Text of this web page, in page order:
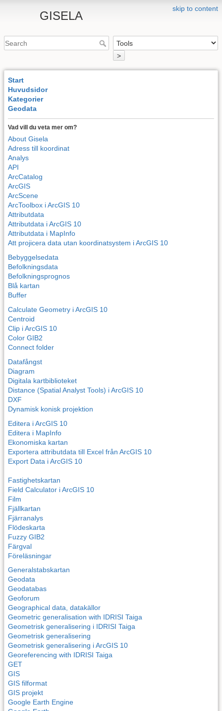
skip to content
GISELA
>
Start
Huvudsidor
Kategorier
Geodata
Vad vill du veta mer om?
About Gisela
Adress till koordinat
Analys
API
ArcCatalog
ArcGIS
ArcScene
ArcToolbox i ArcGIS 10
Attributdata
Attributdata i ArcGIS 10
Attributdata i MapInfo
Att projicera data utan koordinatsystem i ArcGIS 10
Bebyggelsedata
Befolkningsdata
Befolkningsprognos
Blå kartan
Buffer
Calculate Geometry i ArcGIS 10
Centroid
Clip i ArcGIS 10
Color GIB2
Connect folder
Datafångst
Diagram
Digitala kartbiblioteket
Distance (Spatial Analyst Tools) i ArcGIS 10
DXF
Dynamisk konisk projektion
Editera i ArcGIS 10
Editera i MapInfo
Ekonomiska kartan
Exportera attributdata till Excel från ArcGIS 10
Export Data i ArcGIS 10
Fastighetskartan
Field Calculator i ArcGIS 10
Film
Fjällkartan
Fjärranalys
Flödeskarta
Fuzzy GIB2
Färgval
Föreläsningar
Generalstabskartan
Geodata
Geodatabas
Geoforum
Geographical data, datakällor
Geometric generalisation with IDRISI Taiga
Geometrisk generalisering i IDRISI Taiga
Geometrisk generalisering
Geometrisk generalisering i ArcGIS 10
Georeferencing with IDRISI Taiga
GET
GIS
GIS filformat
GIS projekt
Google Earth Engine